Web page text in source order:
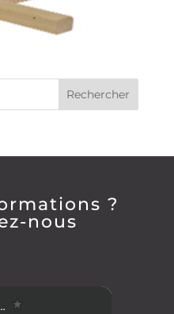
?
nous